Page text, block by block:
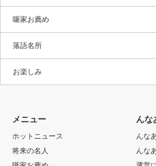
噺家お薦め
落語名所
お楽しみ
メニュー
ホットニュース
将来の名人
んな
んな
んな